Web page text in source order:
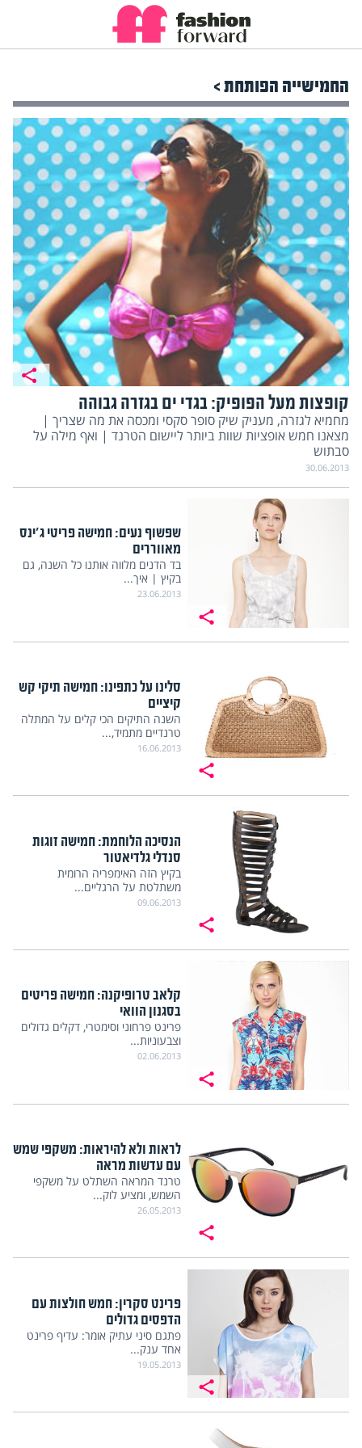
החמישייה הפותחת >
קופצות מעל הפופיק: בגדי ים בגזרה גבוהה
מחמיא לגזרה, מעניק שיק סופר סקסי ומכסה את מה שצריך |
מצאנו חמש אופציות שוות ביותר ליישום הטרנד | ואף מילה על
סבתוש
30.06.2013
שפשוף נעים: חמישה פריטי ג'ינס
מאווררים
בד הדנים מלווה אותנו כל השנה, גם
בקיץ | איך...
23.06.2013
סלינו על כתפינו: חמישה תיקי קש
קיציים
השנה התיקים הכי קלים על המתלה
טרנדיים מתמיד,...
16.06.2013
הנסיכה הלוחמת: חמישה זוגות
סנדלי גלדיאטור
בקיץ הזה האימפריה הרומית
משתלטת על הרגליים...
09.06.2013
קלאב טרופיקנה: חמישה פריטים
בסגנון הוואי
פרינט פרחוני וסימטרי, דקלים גדולים
וצבעוניות...
02.06.2013
לראות ולא להיראות: משקפי שמש
עם עדשות מראה
טרנד המראה השתלט על משקפי
השמש, ומציע לוק...
26.05.2013
פרינט סקרין: חמש חולצות עם
הדפסים גדולים
פתגם סיני עתיק אומר: עדיף פרינט
אחד ענק...
19.05.2013